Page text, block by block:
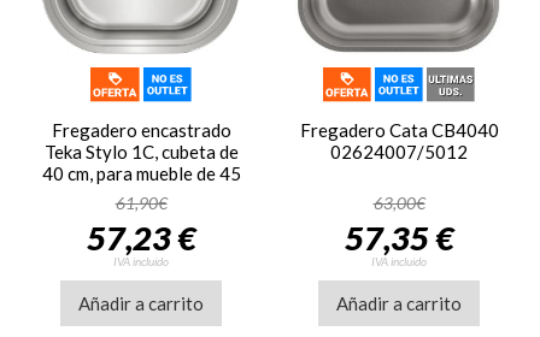
Fregadero encastrado
Teka Stylo 1C, cubeta de
40 cm, para mueble de 45
cm, ref. 10107007, inox
61,90€
57,23 €
IVA incluido
Añadir a carrito
Fregadero Cata CB4040
02624007/5012
63,00€
57,35 €
IVA incluido
Añadir a carrito